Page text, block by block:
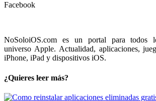
Facebook
NoSoloiOS.com es un portal para todos
universo Apple. Actualidad, aplicaciones,
iPhone, iPad y dispositivos iOS.
¿Quieres leer más?